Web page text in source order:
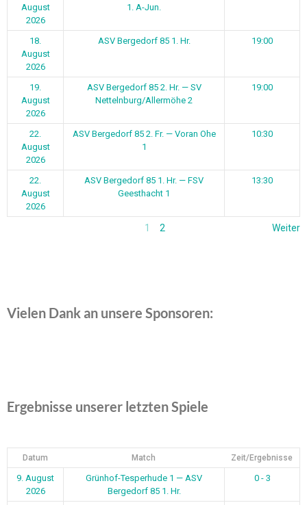
August
2026
1. A-Jun.
18.
August
2026
ASV Bergedorf 85 1. Hr. 19:00
19.
August
2026
ASV Bergedorf 85 2. Hr. — SV
Nettelnburg/Allermöhe 2
19:00
22.
August
2026
ASV Bergedorf 85 2. Fr. — Voran Ohe
1
10:30
22.
August
2026
ASV Bergedorf 85 1. Hr. — FSV
Geesthacht 1
13:30
1 2 Weiter
Vielen Dank an unsere Sponsoren:
Ergebnisse unserer letzten Spiele
Datum Match Zeit/Ergebnisse
9. August
2026
Grünhof-Tesperhude 1 — ASV
Bergedorf 85 1. Hr.
0 - 3